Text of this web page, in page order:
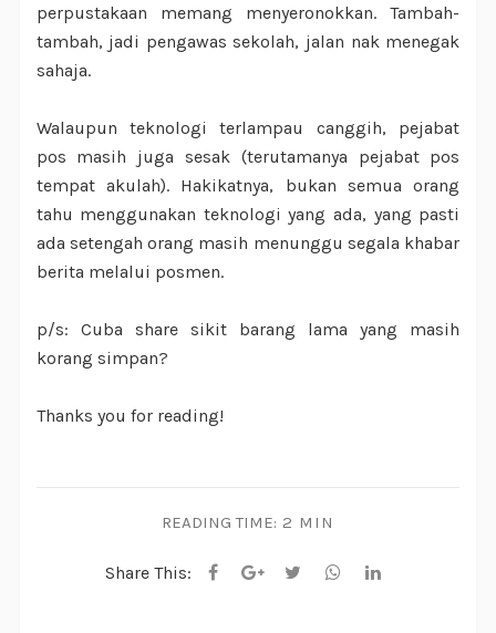
perpustakaan memang menyeronokkan. Tambah-
tambah, jadi pengawas sekolah, jalan nak menegak
sahaja.
Walaupun teknologi terlampau canggih, pejabat
pos masih juga sesak (terutamanya pejabat pos
tempat akulah). Hakikatnya, bukan semua orang
tahu menggunakan teknologi yang ada, yang pasti
ada setengah orang masih menunggu segala khabar
berita melalui posmen.
p/s: Cuba share sikit barang lama yang masih
korang simpan?
Thanks you for reading!
READING TIME: 2 MIN
Share This: